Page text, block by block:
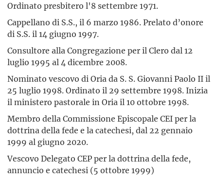
Ordinato presbitero l'8 settembre 1971.
Cappellano di S.S., il 6 marzo 1986. Prelato d’onore
di S.S. il 14 giugno 1997.
Consultore alla Congregazione per il Clero dal 12
luglio 1995 al 4 dicembre 2008.
Nominato vescovo di Oria da S. S. Giovanni Paolo II il
25 luglio 1998. Ordinato il 29 settembre 1998. Inizia
il ministero pastorale in Oria il 10 ottobre 1998.
Membro della Commissione Episcopale CEI per la
dottrina della fede e la catechesi, dal 22 gennaio
1999 al giugno 2020.
Vescovo Delegato CEP per la dottrina della fede,
annuncio e catechesi (5 ottobre 1999)